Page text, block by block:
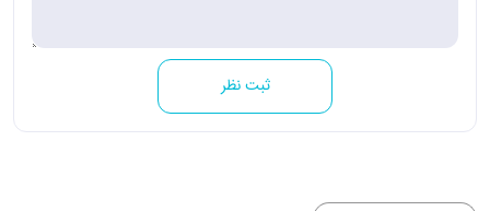
ثبت نظر